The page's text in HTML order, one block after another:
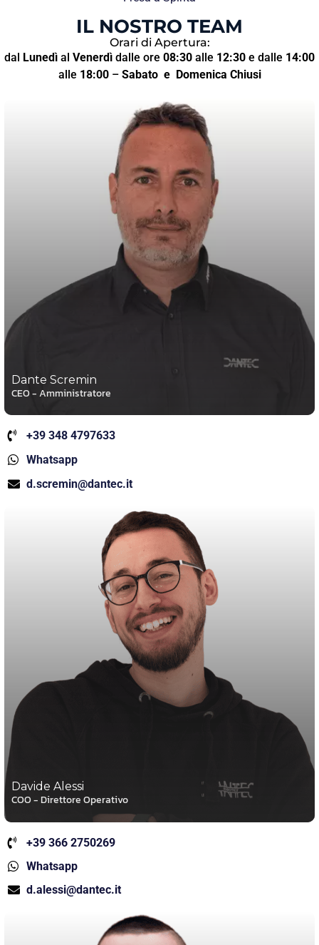
IL NOSTRO TEAM
Orari di Apertura:
dal Lunedì al Venerdì dalle ore 08:30 alle 12:30 e dalle 14:00
alle 18:00– Sabato e Domenica Chiusi
Dante Scremin
CEO - Amministratore
+39 348 4797633
Whatsapp
d.scremin@dantec.it
Davide Alessi
COO - Direttore Operativo
+39 366 2750269
Whatsapp
d.alessi@dantec.it